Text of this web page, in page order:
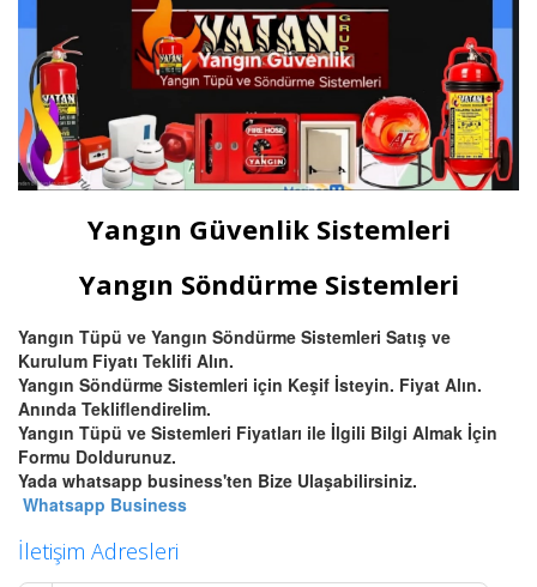
Yangın Güvenlik Sistemleri
Yangın Söndürme Sistemleri
Yangın Tüpü ve Yangın Söndürme Sistemleri Satış ve
Kurulum Fiyatı Teklifi Alın.
Yangın Söndürme Sistemleri için Keşif İsteyin. Fiyat Alın.
Anında Tekliflendirelim.
Yangın Tüpü ve Sistemleri Fiyatları ile İlgili Bilgi Almak İçin
Formu Doldurunuz.
Yada whatsapp business'ten Bize Ulaşabilirsiniz.
Whatsapp Business
İletişim Adresleri